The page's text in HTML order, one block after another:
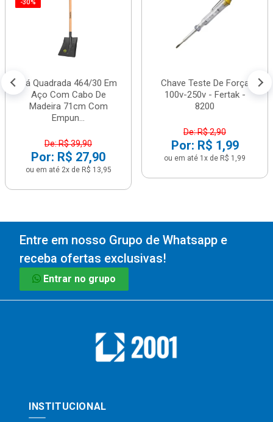
-30%
Pá Quadrada 464/30 Em
Aço Com Cabo De
Madeira 71cm Com
Empun...
De: R$ 39,90
Por: R$ 27,90
ou em até 2x de R$ 13,95
Chave Teste De Força
100v-250v - Fertak -
8200
De: R$ 2,90
Por: R$ 1,99
ou em até 1x de R$ 1,99
Entre em nosso Grupo de Whatsapp e
receba ofertas exclusivas!
Entrar no grupo
INSTITUCIONAL